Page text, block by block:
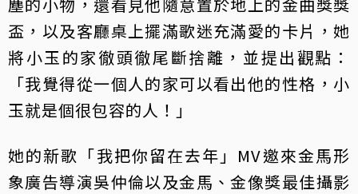
盃，以及客廳桌上擺滿歌迷充滿愛的卡片，她
將小玉的家徹頭徹尾斷捨離，並提出觀點：
「我覺得從一個人的家可以看出他的性格，小
玉就是個很包容的人！」
她的新歌「我把你留在去年」MV邀來金馬形
象廣告導演吳仲倫以及金馬、金像獎最佳攝影